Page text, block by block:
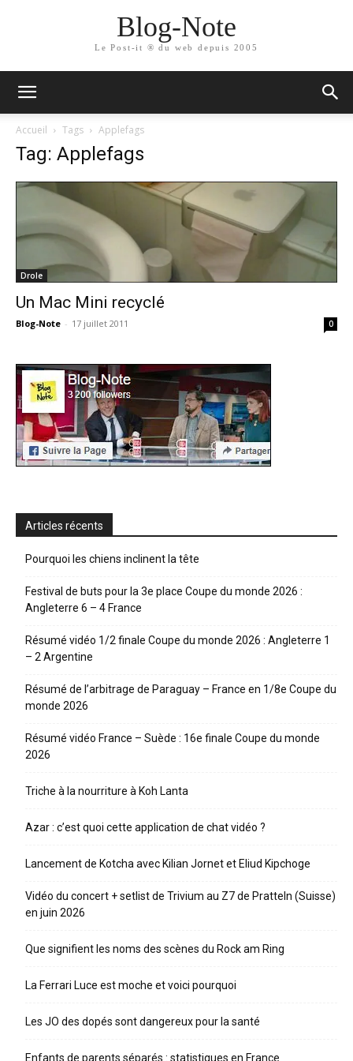
Blog-Note
Le Post-it ® du web depuis 2005
Accueil Tags Applefags
Tag: Applefags
Drole
Un Mac Mini recyclé
Blog-Note - 17 juillet 2011 0
Articles récents
Pourquoi les chiens inclinent la tête
Festival de buts pour la 3e place Coupe du monde 2026 :
Angleterre 6 – 4 France
Résumé vidéo 1/2 finale Coupe du monde 2026 : Angleterre 1
– 2 Argentine
Résumé de l’arbitrage de Paraguay – France en 1/8e Coupe du
monde 2026
Résumé vidéo France – Suède : 16e finale Coupe du monde
2026
Triche à la nourriture à Koh Lanta
Azar : c’est quoi cette application de chat vidéo ?
Lancement de Kotcha avec Kilian Jornet et Eliud Kipchoge
Vidéo du concert + setlist de Trivium au Z7 de Pratteln (Suisse)
en juin 2026
Que signifient les noms des scènes du Rock am Ring
La Ferrari Luce est moche et voici pourquoi
Les JO des dopés sont dangereux pour la santé
Enfants de parents séparés : statistiques en France